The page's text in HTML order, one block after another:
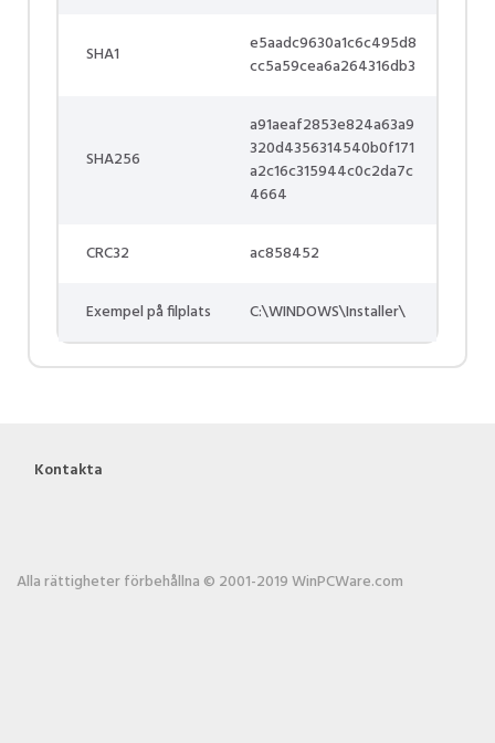
SHA1
e5aadc9630a1c6c495d8
cc5a59cea6a264316db3
SHA256
a91aeaf2853e824a63a9
320d4356314540b0f171
a2c16c315944c0c2da7c
4664
CRC32 ac858452
Exempel på filplats C:\WINDOWS\Installer\
Kontakta
Alla rättigheter förbehållna © 2001-2019 WinPCWare.com